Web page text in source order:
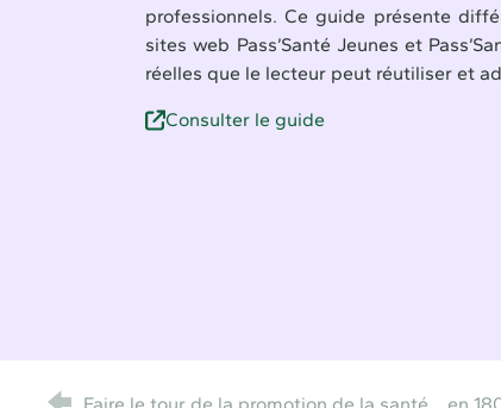
professionnels. Ce guide présente
sites web Pass’Santé Jeunes et
réelles que le lecteur peut réutiliser et
Consulter le guide